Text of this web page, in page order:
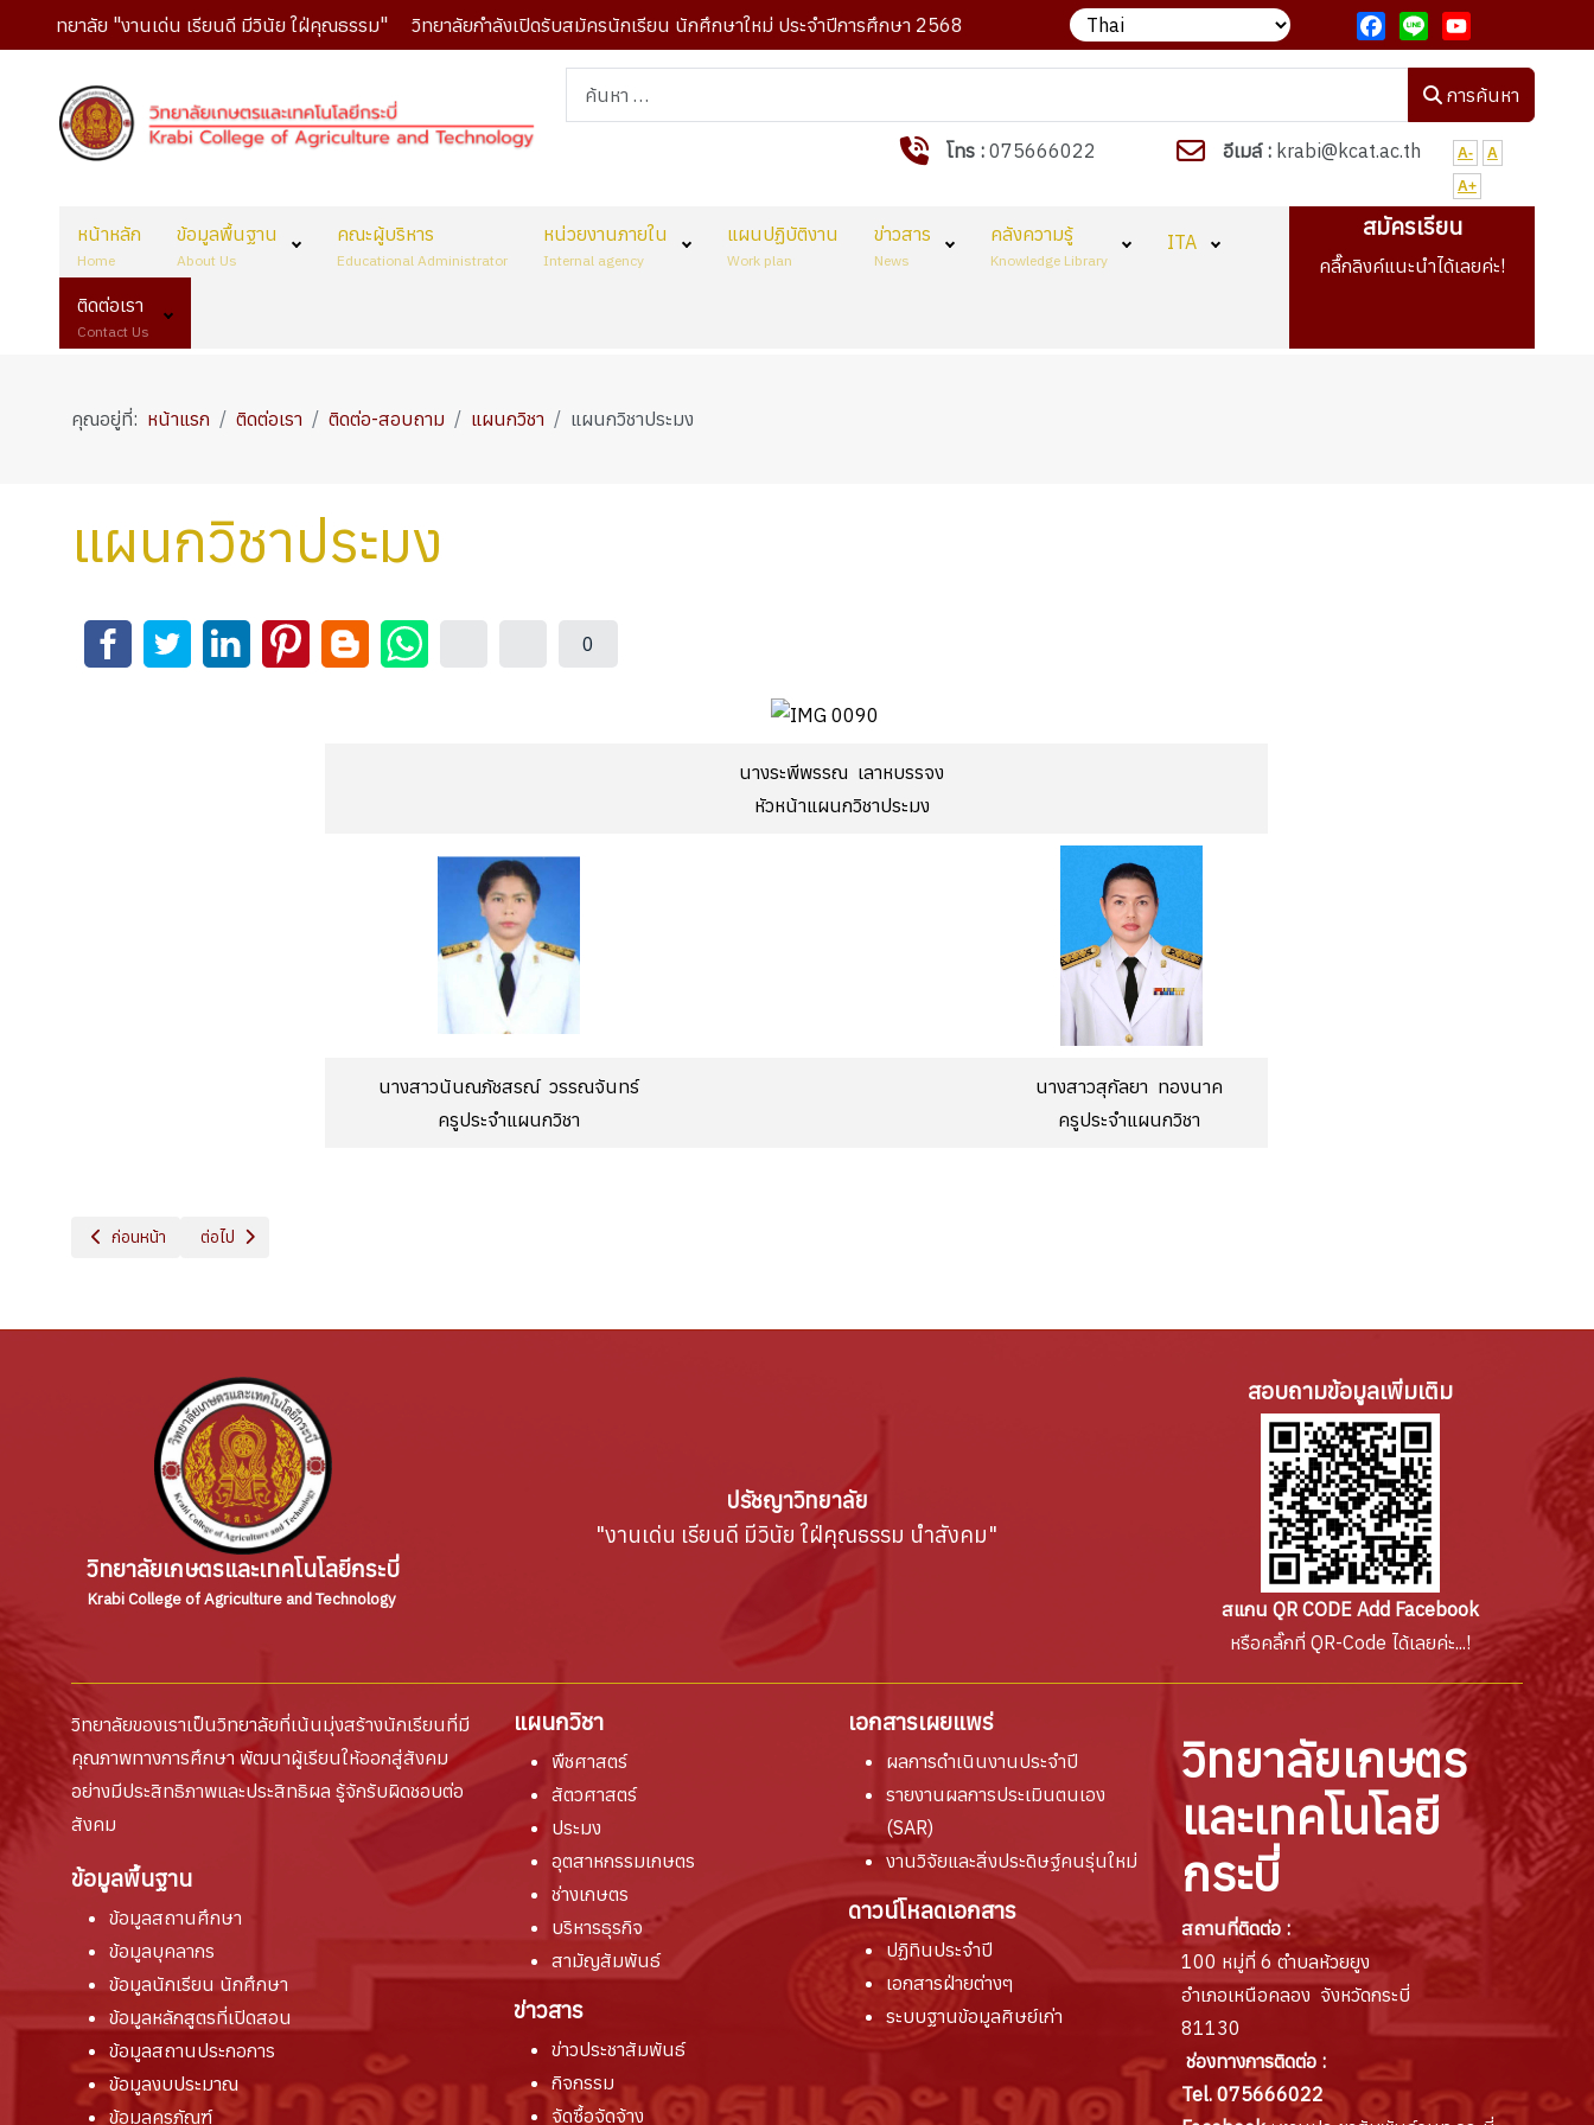
าวิทยาลัย "งานเด่น เรียนดี มีวินัย ใฝ่คุณธรรม" วิทยาลัยกำลังเปิดรับสมัครนักเรียน นักศึกษาใหม่ ประจำปีการศึกษา 2568 ปรัชญาวิทยาลัย "งานเด่น เรียนดี มีวินัย ใฝ่คุณธรรม"
Facebook
Line YouTube
การค้นหา
การค้นหา
โทร :075666022 อีเมล์ :krabi@kcat.ac.th A-
A
A+
หน้าหลัก
Home
ข้อมูลพื้นฐาน
About Us
คณะผู้บริหาร
Educational Administrator
หน่วยงานภายใน
Internal agency
แผนปฏิบัติงาน
Work plan
ข่าวสาร
News
คลังความรู้
Knowledge Library
ITA
ติดต่อเรา
Contact Us
สมัครเรียน
คลื๊กลิงค์แนะนำได้เลยค่ะ!
คุณอยู่ที่: หน้าแรก ติดต่อเรา ติดต่อ-สอบถาม แผนกวิชา แผนกวิชาประมง
แผนกวิชาประมง
0
นางระพีพรรณ เลาหบรรจง
หัวหน้าแผนกวิชาประมง
นางสาวนันณภัชสรณ์ วรรณจันทร์
ครูประจำแผนกวิชา
นางสาวสุกัลยา ทองนาค
ครูประจำแผนกวิชา
เนื้อหาก่อนหน้า: แผนกวิชาช่างเกษตร
ก่อนหน้า เนื้อหาถัดไป: แผนกวิชาสามัญสัมพันธ์
ต่อไป
วิทยาลัยเกษตรและเทคโนโลยีกระบี่
Krabi College of Agriculture and Technology
ปรัชญาวิทยาลัย
"งานเด่น เรียนดี มีวินัย ใฝ่คุณธรรม นำสังคม"
สอบถามข้อมูลเพิ่มเติม
สแกน QR CODE Add Facebook
หรือคลิ๊กที่ QR-Code ได้เลยค่ะ...!
วิทยาลัยของเราเป็นวิทยาลัยที่เน้นมุ่งสร้างนักเรียนที่มี
คุณภาพทางการศึกษา พัฒนาผู้เรียนให้ออกสู่สังคม
อย่างมีประสิทธิภาพและประสิทธิผล รู้จักรับผิดชอบต่อ
สังคม
ข้อมูลพื้นฐาน
ข้อมูลสถานศึกษา
ข้อมูลบุคลากร
ข้อมูลนักเรียน นักศึกษา
ข้อมูลหลักสูตรที่เปิดสอน
ข้อมูลสถานประกอการ
ข้อมูลงบประมาณ
ข้อมูลครุภัณฑ์
แผนกวิชา
พืชศาสตร์
สัตวศาสตร์
ประมง
อุตสาหกรรมเกษตร
ช่างเกษตร
บริหารธุรกิจ
สามัญสัมพันธ์
ข่าวสาร
ข่าวประชาสัมพันธ์
กิจกรรม
จัดซื้อจัดจ้าง
เอกสารเผยแพร่
ผลการดำเนินงานประจำปี
รายงานผลการประเมินตนเอง
(SAR)
งานวิจัยและสิ่งประดิษฐ์คนรุ่นใหม่
ดาวน์โหลดเอกสาร
ปฏิทินประจำปี
เอกสารฝ่ายต่างๆ
ระบบฐานข้อมูลศิษย์เก่า
วิทยาลัยเกษตร
และเทคโนโลยี
กระบี่
สถานที่ติดต่อ :
100 หมู่ที่ 6 ตำบลห้วยยูง
อำเภอเหนือคลอง จังหวัดกระบี่
81130
ช่องทางการติดต่อ :
Tel. 075666022